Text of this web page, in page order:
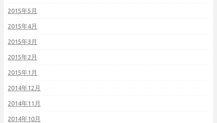
2015年5月
2015年4月
2015年3月
2015年2月
2015年1月
2014年12月
2014年11月
2014年10月